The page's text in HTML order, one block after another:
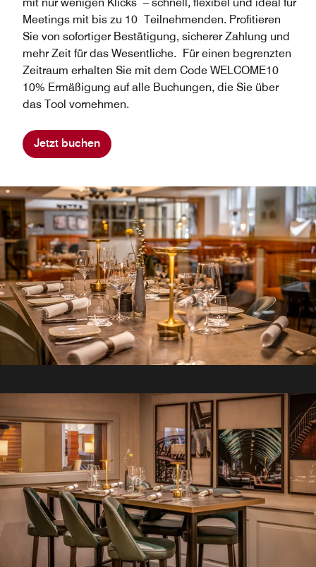
Meetings mit bis zu 10 Teilnehmenden. Profitieren
Sie von sofortiger Bestätigung, sicherer Zahlung und
mehr Zeit für das Wesentliche. Für einen begrenzten
Zeitraum erhalten Sie mit dem Code WELCOME10
10% Ermäßigung auf alle Buchungen, die Sie über
das Tool vornehmen.
Jetzt buchen